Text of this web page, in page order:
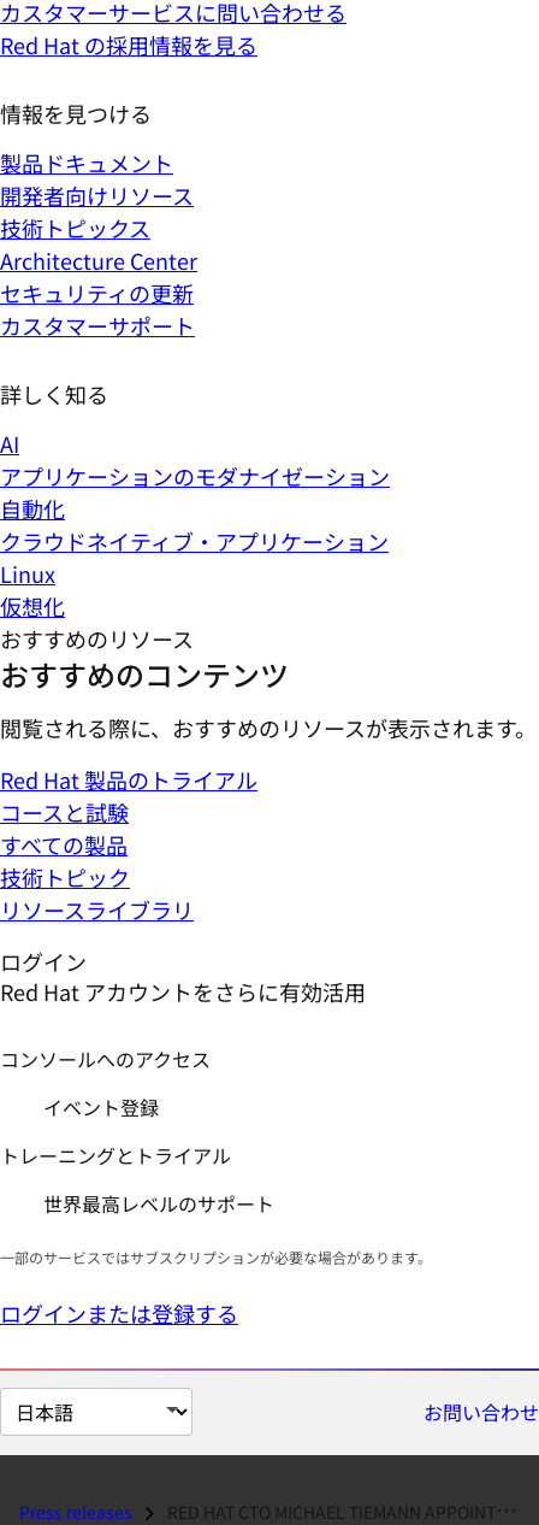
カスタマーサービスに問い合わせる
Red Hat の採用情報を見る
情報を見つける
製品ドキュメント
開発者向けリソース
技術トピックス
Architecture Center
セキュリティの更新
カスタマーサポート
詳しく知る
AI
アプリケーションのモダナイゼーション
自動化
クラウドネイティブ・アプリケーション
Linux
仮想化
おすすめのリソース
おすすめのコンテンツ
閲覧される際に、おすすめのリソースが表示されます。
Red Hat 製品のトライアル
コースと試験
すべての製品
技術トピック
リソースライブラリ
ログイン
Red Hat アカウントをさらに有効活用
コンソールへのアクセス
イベント登録
トレーニングとトライアル
世界最高レベルのサポート
一部のサービスではサブスクリプションが必要な場合があります。
ログインまたは登録する
ペ
ー
の
お問い合わせ
Press releases RED HAT CTO MICHAEL TIEMANN APPOINTED TO BOARD OF OPEN SOURCE INITIATI...